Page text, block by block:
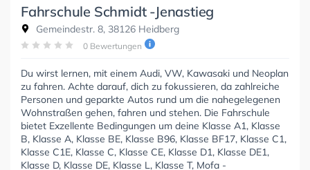
Fahrschule Schmidt -Jenastieg
Gemeindestr. 8, 38126 Heidberg
0 Bewertungen
Du wirst lernen, mit einem Audi, VW, Kawasaki und Neoplan
zu fahren. Achte darauf, dich zu fokussieren, da zahlreiche
Personen und geparkte Autos rund um die nahegelegenen
Wohnstraßen gehen, fahren und stehen. Die Fahrschule
bietet Exzellente Bedingungen um deine Klasse A1, Klasse
B, Klasse A, Klasse BE, Klasse B96, Klasse BF17, Klasse C1,
Klasse C1E, Klasse C, Klasse CE, Klasse D1, Klasse DE1,
Klasse D, Klasse DE, Klasse L, Klasse T, Mofa -